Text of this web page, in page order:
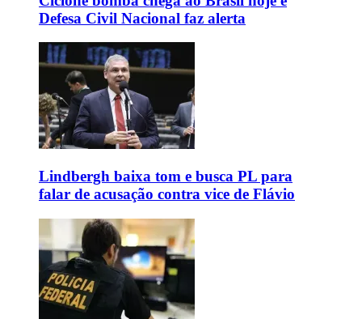
Defesa Civil Nacional faz alerta
Lindbergh baixa tom e busca PL para
falar de acusação contra vice de Flávio